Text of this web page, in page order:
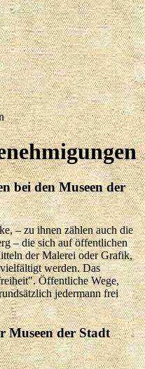
bei den Museen der
– zu ihnen zählen auch die
– die sich auf öffentlichen
der Malerei oder Grafik,
werden. Das
Öffentliche Wege,
jedermann frei
Museen der Stadt